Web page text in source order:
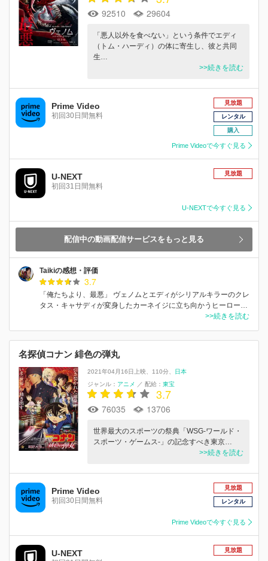
92510 29604
「悪人以外を食べない」という条件でエディ
（トム・ハーディ）の体に寄生し、彼と共同
生…
>>続きを読む
Prime Video
初回30日間無料
見放題
レンタル
購入
Prime Videoで今すぐ見る
U-NEXT
初回31日間無料
見放題
U-NEXTで今すぐ見る
配信中の動画配信サービスをもっと見る
Taikiの感想・評価
3.7
「俺たちより、最悪」 ヴェノムとエディがシリアルキラーのクレ
タス・キャサディが変身したカーネイジに立ち向かうヒーロー…
>>続きを読む
名探偵コナン 緋色の弾丸
2021年04月16日上映 110分
日本
ジャンル： アニメ ／ 配給： 東宝
3.7
76035 13706
世界最大のスポーツの祭典「WSG-ワールド・
スポーツ・ゲームス-」の記念すべき東京…
>>続きを読む
Prime Video
初回30日間無料
見放題
レンタル
Prime Videoで今すぐ見る
U-NEXT 見放題